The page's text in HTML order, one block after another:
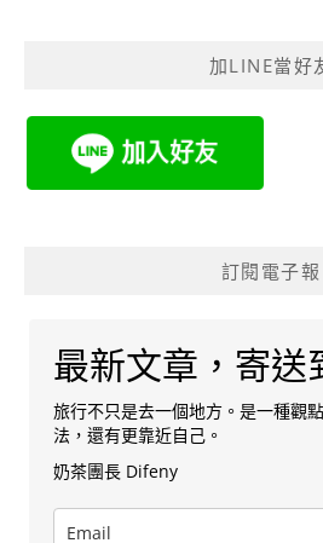
加LINE當好
訂閱電子報
最新文章，寄送
旅行不只是去一個地方。是一種觀
法，還有更靠近自己。
奶茶團長 Difeny